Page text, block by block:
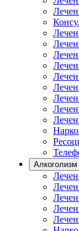
Алкоголизм